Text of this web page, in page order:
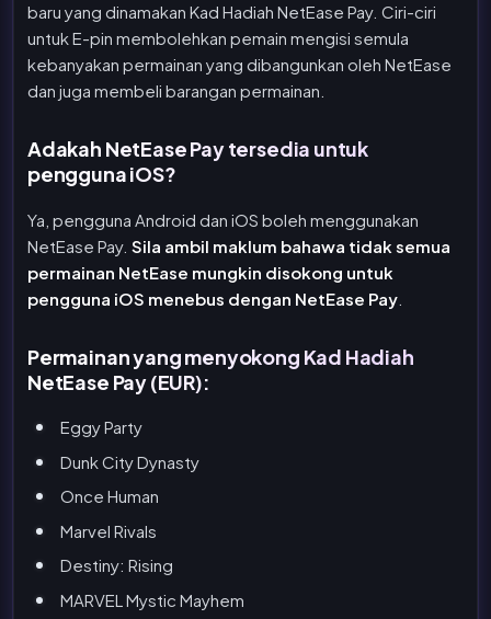
baru yang dinamakan Kad Hadiah NetEase Pay. Ciri-ciri
untuk E-pin membolehkan pemain mengisi semula
kebanyakan permainan yang dibangunkan oleh NetEase
dan juga membeli barangan permainan.
Adakah NetEase Pay tersedia untuk
pengguna iOS?
Ya, pengguna Android dan iOS boleh menggunakan
NetEase Pay. Sila ambil maklum bahawa tidak semua
permainan NetEase mungkin disokong untuk
pengguna iOS menebus dengan NetEase Pay
Permainan yang menyokong Kad Hadiah
NetEase Pay (EUR):
Eggy Party
Dunk City Dynasty
Once Human
Marvel Rivals
Destiny: Rising
MARVEL Mystic Mayhem